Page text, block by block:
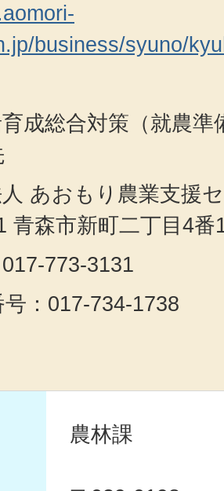
business/syuno/
成総合対策（就農
あおもり農業支援
青森市新町二丁目4
773-3131
：017-734-1738
農林課